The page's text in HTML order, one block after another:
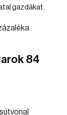
gazdákat.
84